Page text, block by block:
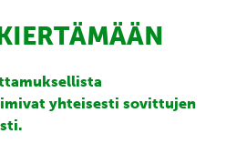
yhteisesti sovittujen